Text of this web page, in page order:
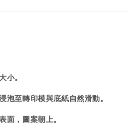
小。
泡至轉印模與底紙自然滑動。
面，圖案朝上。